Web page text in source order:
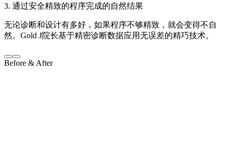
3. 通过安全精致的程序完成的自然结果
无论诊断和设计有多好，如果程序不够精致，就会变得不自
然。Gold J院长基于精密诊断数据应用无误差的精巧技术。
Before & After